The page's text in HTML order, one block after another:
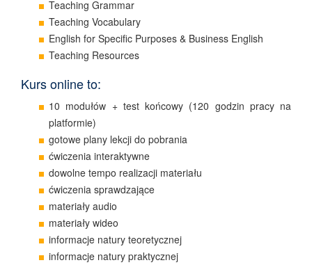
Teaching Grammar
Teaching Vocabulary
English for Specific Purposes & Business English
Teaching Resources
Kurs online to:
10 modułów + test końcowy (120 godzin pracy na
platformie)
gotowe plany lekcji do pobrania
ćwiczenia interaktywne
dowolne tempo realizacji materiału
ćwiczenia sprawdzające
materiały audio
materiały wideo
informacje natury teoretycznej
informacje natury praktycznej